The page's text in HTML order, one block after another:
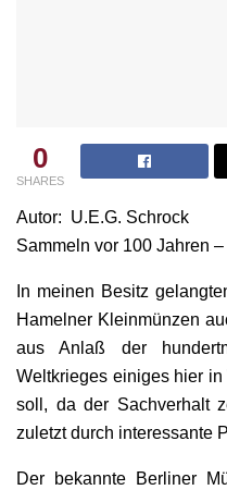
0
SHARES
Autor: U.E.G. Schrock
Sammeln vor 100 Jahren
In meinen Besitz
Hamelner Kleinmünzen
aus Anlaß der
Weltkrieges einiges hier
soll, da der Sachverhalt
zuletzt durch interessante
Der bekannte Berliner